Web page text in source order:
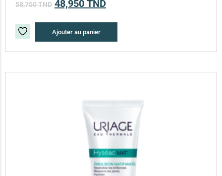
58,750TND 48,950 TND
Ajouter au panier